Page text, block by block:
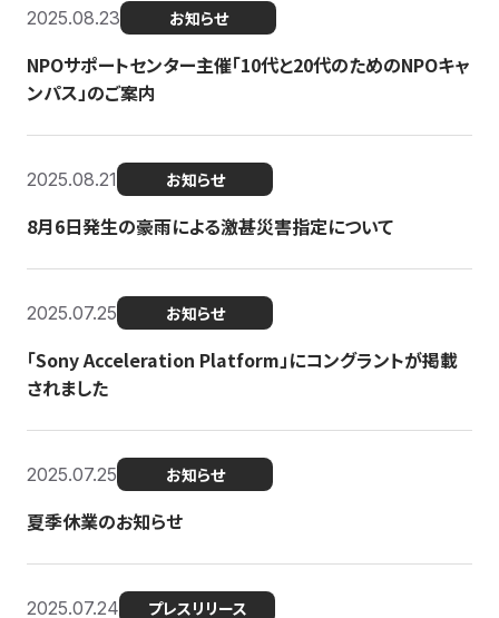
2025.08.23 お知らせ
NPOサポートセンター主催「10代と20代のためのNPOキャ
ンパス」のご案内
2025.08.21 お知らせ
8月6日発生の豪雨による激甚災害指定について
2025.07.25 お知らせ
「Sony Acceleration Platform」にコングラントが掲載
されました
2025.07.25 お知らせ
夏季休業のお知らせ
2025.07.24 プレスリリース